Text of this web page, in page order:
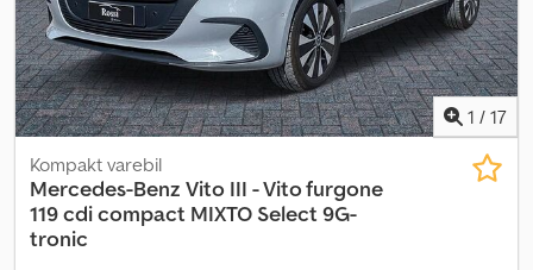
1 / 17
Kompakt varebil
Mercedes-Benz Vito III - Vito furgone
119 cdi compact MIXTO Select 9G-
tronic